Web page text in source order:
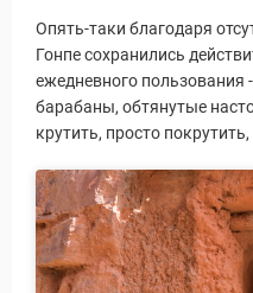
Опять-таки благодаря
Гонпе сохранились
ежедневного пользования
барабаны, обтянутые
крутить, просто